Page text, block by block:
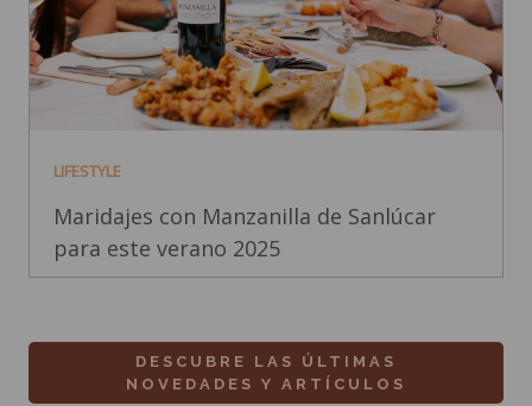
LIFESTYLE
Maridajes con Manzanilla de Sanlúcar
para este verano 2025
DESCUBRE LAS ÚLTIMAS
NOVEDADES Y ARTÍCULOS